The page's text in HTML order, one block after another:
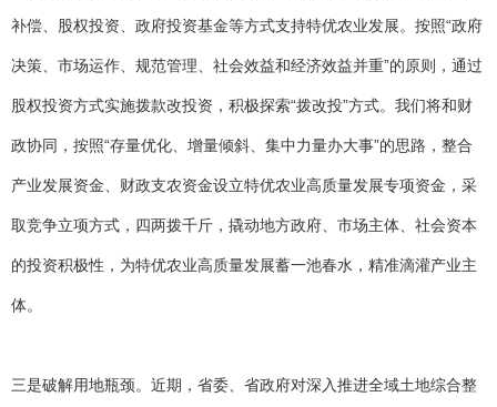
补偿、股权投资、政府投资基金等方式支持特优农业发展。按照“政府
决策、市场运作、规范管理、社会效益和经济效益并重”的原则，通过
股权投资方式实施拨款改投资，积极探索“拨改投”方式。我们将和财
政协同，按照“存量优化、增量倾斜、集中力量办大事”的思路，整合
产业发展资金、财政支农资金设立特优农业高质量发展专项资金，采
取竞争立项方式，四两拨千斤，撬动地方政府、市场主体、社会资本
的投资积极性，为特优农业高质量发展蓄一池春水，精准滴灌产业主
体。
三是破解用地瓶颈。近期，省委、省政府对深入推进全域土地综合整